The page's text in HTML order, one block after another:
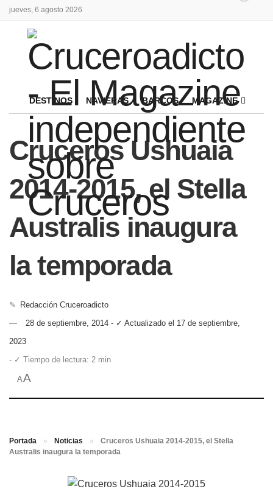
jueves, 6 agosto 2026
DESTINOS NAVIERAS BARCOS MAGAZINE
Cruceros Ushuaia
2014-2015, el Stella
Australis inaugura
la temporada
✎
Redacción Cruceroadicto
28 de septiembre, 2014 - ✓ Actualizado el 17 de septiembre,
2023
- ✓ Tiempo de lectura: 2 min
AA
Portada » Noticias »
Cruceros Ushuaia 2014-2015, el Stella
Australis inaugura la temporada